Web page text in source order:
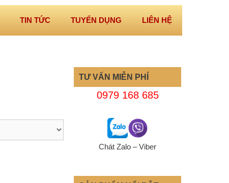
TIN TỨC TUYỂN DỤNG LIÊN HỆ
TƯ VẤN MIỄN PHÍ
0979 168 685
Chát Zalo – Viber